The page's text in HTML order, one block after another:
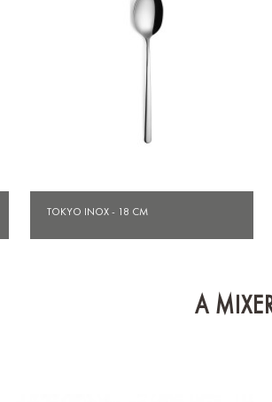
Aperçu rapide
TOKYO INOX - 18 CM
A